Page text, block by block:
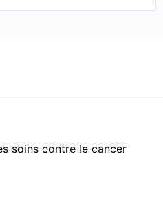
soins contre le cancer